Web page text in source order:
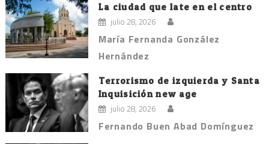
La ciudad que late en el centro
julio 28, 2026
María Fernanda González
Hernández
Terrorismo de izquierda y Santa
Inquisición new age
julio 28, 2026
Fernando Buen Abad Domínguez